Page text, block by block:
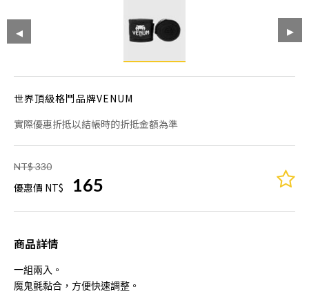
世界頂級格鬥品牌VENUM
實際優惠折抵以結帳時的折抵金額為準
NT$ 330
優惠價 NT$ 165
商品詳情
一組兩入。
魔鬼氈黏合，方便快速調整。